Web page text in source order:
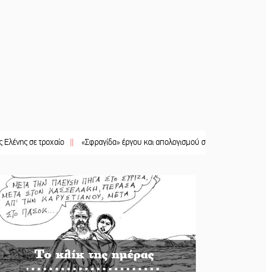
|| «Σφραγίδα» έργου και απολογισμού στο Παναρκαδικό από τον
Το κλίκ της ημέρας